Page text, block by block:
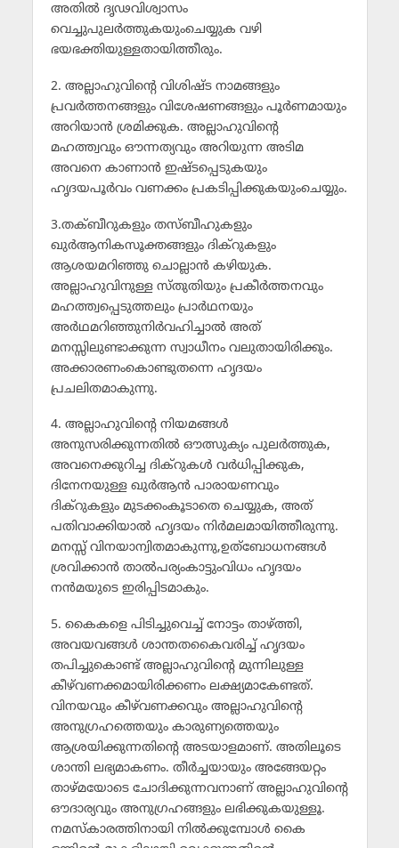
അതില്‍ ദൃഢവിശ്വാസം
വെച്ചുപുലര്‍ത്തുകയുംചെയ്യുക വഴി
ഭയഭക്തിയുള്ളതായിത്തീരും.
2. അല്ലാഹുവിന്റെ വിശിഷ്ട നാമങ്ങളും
പ്രവര്‍ത്തനങ്ങളും വിശേഷണങ്ങളും പൂര്‍ണമായും
അറിയാന്‍ ശ്രമിക്കുക. അല്ലാഹുവിന്റെ
മഹത്ത്വവും ഔന്നത്യവും അറിയുന്ന അടിമ
അവനെ കാണാന്‍ ഇഷ്ടപ്പെടുകയും
ഹൃദയപൂര്‍വം വണക്കം പ്രകടിപ്പിക്കുകയുംചെയ്യും.
3.തക്ബീറുകളും തസ്ബീഹുകളും
ഖുര്‍ആനികസൂക്തങ്ങളും ദിക്‌റുകളും
ആശയമറിഞ്ഞു ചൊല്ലാന്‍ കഴിയുക.
അല്ലാഹുവിനുള്ള സ്തുതിയും പ്രകീര്‍ത്തനവും
മഹത്ത്വപ്പെടുത്തലും പ്രാര്‍ഥനയും
അര്‍ഥമറിഞ്ഞുനിര്‍വഹിച്ചാല്‍ അത്
മനസ്സിലുണ്ടാക്കുന്ന സ്വാധീനം വലുതായിരിക്കും.
അക്കാരണംകൊണ്ടുതന്നെ ഹൃദയം
പ്രചലിതമാകുന്നു.
4. അല്ലാഹുവിന്റെ നിയമങ്ങള്‍
അനുസരിക്കുന്നതില്‍ ഔത്സുക്യം പുലര്‍ത്തുക,
അവനെക്കുറിച്ച ദിക്‌റുകള്‍ വര്‍ധിപ്പിക്കുക,
ദിനേനയുള്ള ഖുര്‍ആന്‍ പാരായണവും
ദിക്‌റുകളും മുടക്കംകൂടാതെ ചെയ്യുക, അത്
പതിവാക്കിയാല്‍ ഹൃദയം നിര്‍മലമായിത്തീരുന്നു.
മനസ്സ് വിനയാന്വിതമാകുന്നു,ഉത്‌ബോധനങ്ങള്‍
ശ്രവിക്കാന്‍ താല്‍പര്യംകാട്ടുംവിധം ഹൃദയം
നന്‍മയുടെ ഇരിപ്പിടമാകും.
5. കൈകളെ പിടിച്ചുവെച്ച് നോട്ടം താഴ്ത്തി,
അവയവങ്ങള്‍ ശാന്തതകൈവരിച്ച് ഹൃദയം
തപിച്ചുകൊണ്ട് അല്ലാഹുവിന്റെ മുന്നിലുള്ള
കീഴ്‌വണക്കമായിരിക്കണം ലക്ഷ്യമാകേണ്ടത്.
വിനയവും കീഴ്‌വണക്കവും അല്ലാഹുവിന്റെ
അനുഗ്രഹത്തെയും കാരുണ്യത്തെയും
ആശ്രയിക്കുന്നതിന്റെ അടയാളമാണ്. അതിലൂടെ
ശാന്തി ലഭ്യമാകണം. തീര്‍ച്ചയായും അങ്ങേയറ്റം
താഴ്മയോടെ ചോദിക്കുന്നവനാണ് അല്ലാഹുവിന്റെ
ഔദാര്യവും അനുഗ്രഹങ്ങളും ലഭിക്കുകയുള്ളൂ.
നമസ്‌കാരത്തിനായി നില്‍ക്കുമ്പോള്‍ കൈ